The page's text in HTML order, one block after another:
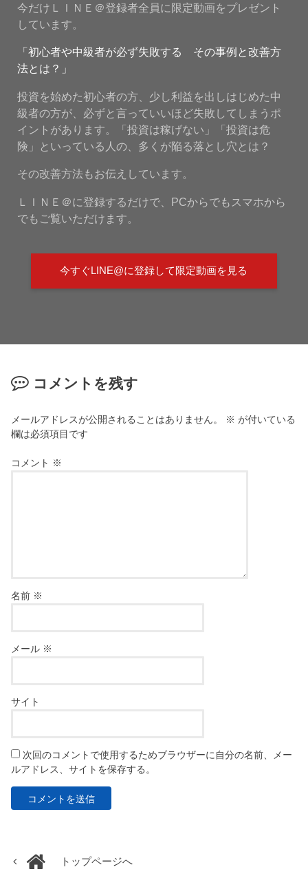
今だけＬＩＮＥ＠登録者全員に限定動画をプレゼント
しています。
「初心者や中級者が必ず失敗する その事例と改善方
法とは？」
投資を始めた初心者の方、少し利益を出しはじめた中
級者の方が、必ずと言っていいほど失敗してしまうポ
イントがあります。「投資は稼げない」「投資は危
険」といっている人の、多くが陥る落とし穴とは？
その改善方法もお伝えしています。
ＬＩＮＥ＠に登録するだけで、PCからでもスマホから
でもご覧いただけます。
今すぐLINE@に登録して限定動画を見る
コメントを残す
メールアドレスが公開されることはありません。 ※ が付いている
欄は必須項目です
コメント ※
名前 ※
メール ※
サイト
次回のコメントで使用するためブラウザーに自分の名前、メー
ルアドレス、サイトを保存する。
トップページへ